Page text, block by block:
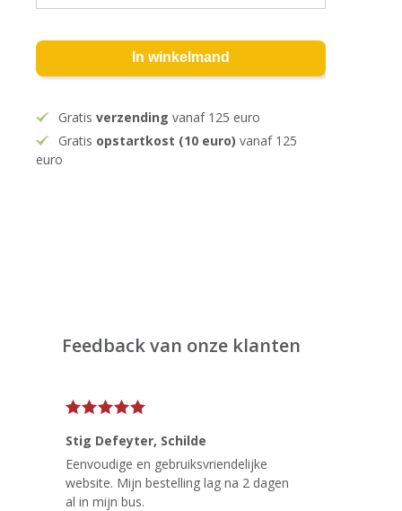
In winkelmand
Gratisverzending vanaf 125 euro
Gratis opstartkost (10 euro) vanaf 125
euro
Feedback van onze klanten
Stig Defeyter, Schilde
Eenvoudige en gebruiksvriendelijke
website. Mijn bestelling lag na 2 dagen
al in mijn bus.